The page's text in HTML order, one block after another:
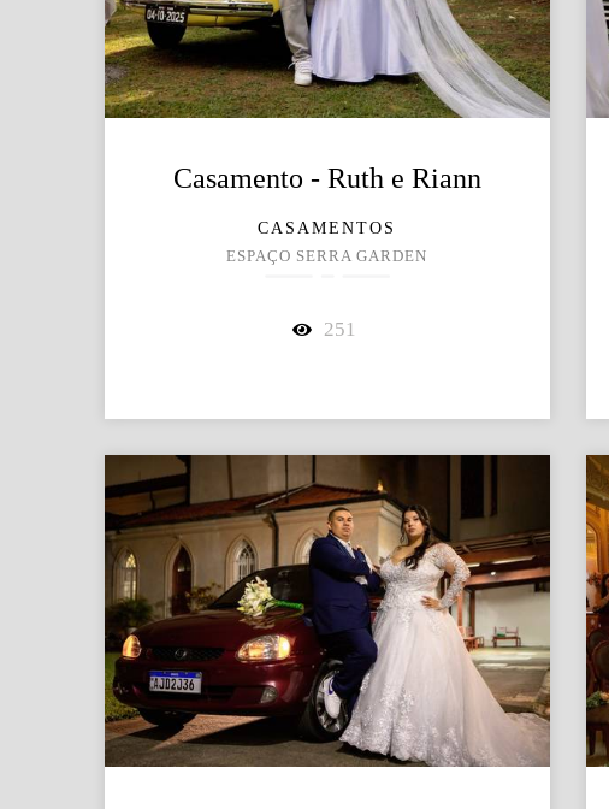
Casamento - Ruth e Riann
CASAMENTOS
ESPAÇO SERRA GARDEN
251